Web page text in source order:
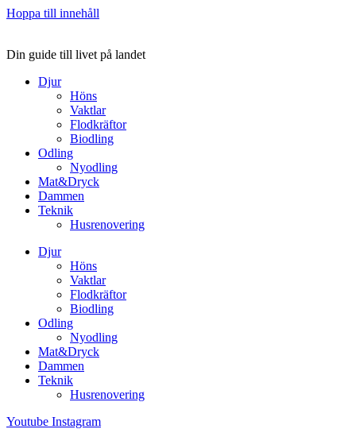
Hoppa till innehåll
Din guide till livet på landet
Djur
Höns
Vaktlar
Flodkräftor
Biodling
Odling
Nyodling
Mat&Dryck
Dammen
Teknik
Husrenovering
Djur
Höns
Vaktlar
Flodkräftor
Biodling
Odling
Nyodling
Mat&Dryck
Dammen
Teknik
Husrenovering
Youtube Instagram